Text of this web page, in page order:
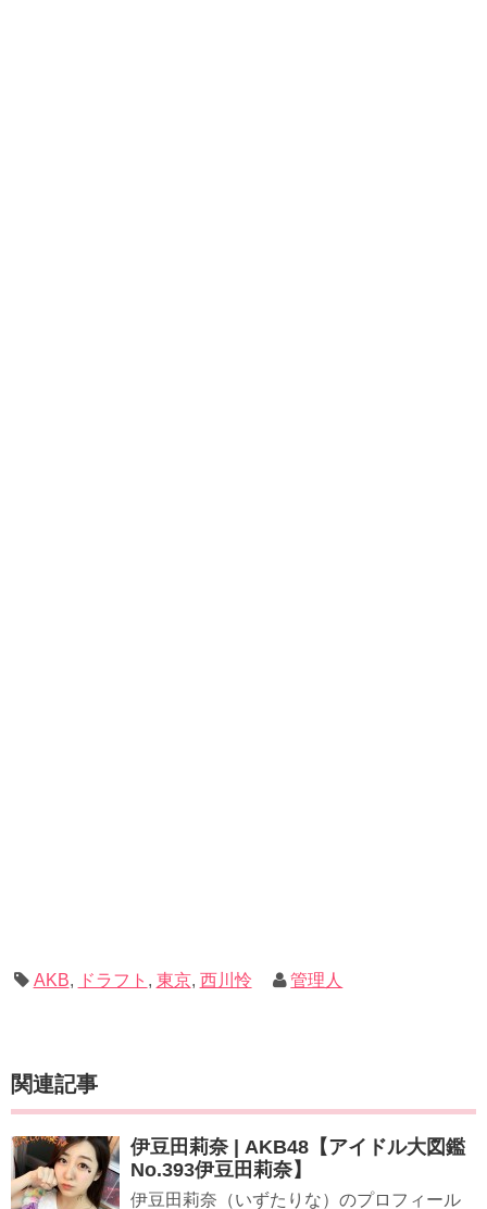
AKB, ドラフト , 東京, 西川怜 管理人
関連記事
伊豆田莉奈 | AKB48【アイドル大図鑑
No.393伊豆田莉奈】
伊豆田莉奈（いずたりな）のプロフィール